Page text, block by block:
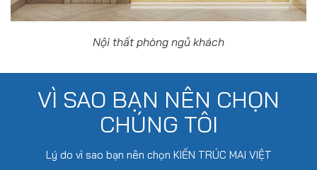
Nội thất phòng ngủ khách
VÌ SAO BẠN NÊN CHỌN
CHÚNG TÔI
Lý do vì sao bạn nên chọn KIẾN TRÚC MAI VIỆT